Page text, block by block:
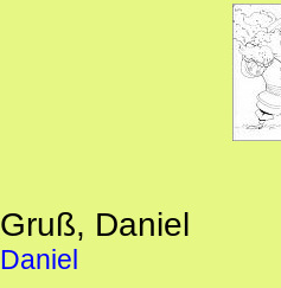
Gruß, Daniel
Daniel